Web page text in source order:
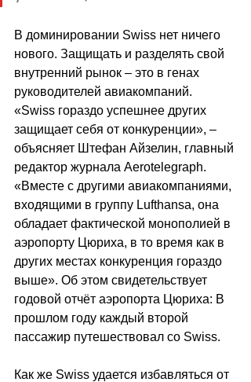
В доминировании Swiss нет ничего
нового. Защищать и разделять свой
внутренний рынок – это в генах
руководителей авиакомпаний.
«Swiss гораздо успешнее других
защищает себя от конкуренции», –
объясняет Штефан Айзелин, главный
редактор журнала Aerotelegraph.
«Вместе с другими авиакомпаниями,
входящими в группу Lufthansa, она
обладает фактической монополией в
аэропорту Цюриха, в то время как в
других местах конкуренция гораздо
выше». Об этом свидетельствует
годовой отчёт аэропорта Цюриха: В
прошлом году каждый второй
пассажир путешествовал со Swiss.
Как же Swiss удается избавляться от